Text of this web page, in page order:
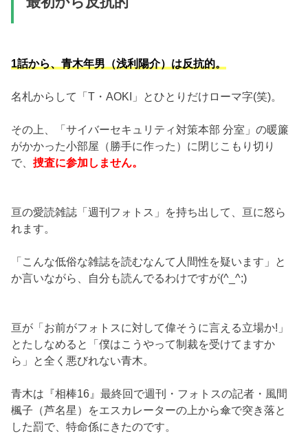
1話から、青木年男（浅利陽介）は反抗的。
名札からして「T・AOKI」とひとりだけローマ字(笑)。
その上、「サイバーセキュリティ対策本部 分室」の暖簾
がかかった小部屋（勝手に作った）に閉じこもり切り
で、捜査に参加しません。
亘の愛読雑誌「週刊フォトス」を持ち出して、亘に怒ら
れます。
「こんな低俗な雑誌を読むなんて人間性を疑います」と
か言いながら、自分も読んでるわけですが(^_^;)
亘が「お前がフォトスに対して偉そうに言える立場か!」
とたしなめると「僕はこうやって制裁を受けてますか
ら」と全く悪びれない青木。
青木は『相棒16』最終回で週刊・フォトスの記者・風間
楓子（芦名星）をエスカレーターの上から傘で突き落と
した罰で、特命係にきたのです。